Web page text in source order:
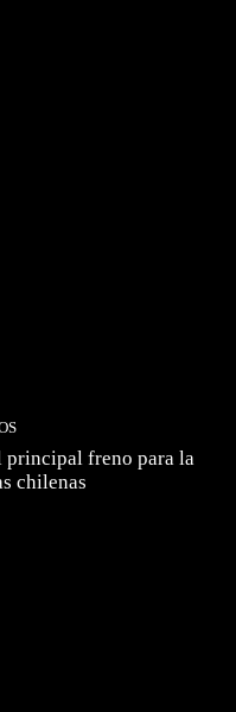
principal freno para la
chilenas